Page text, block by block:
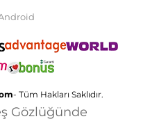
- Tüm Hakları Saklıdır.
Gözlüğünde